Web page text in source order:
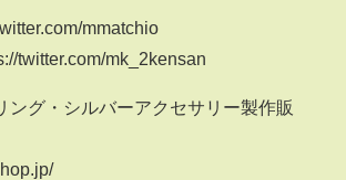
mmatchio
twitter.com/mk_2kensan
ング・シルバーアクセサリー製作販